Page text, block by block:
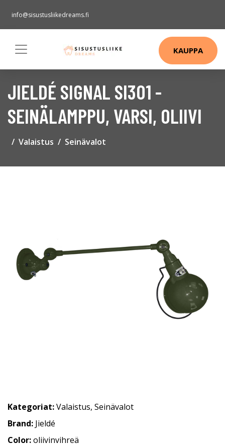
info@sisustusliikedreams.fi
KAUPPA
JIELDÉ SIGNAL SI301 -
SEINÄLAMPPU, VARSI, OLIIVI
Valaistus Seinävalot
Kategoriat:Valaistus, Seinävalot
Brand: Jieldé
Color:oliivinvihreä